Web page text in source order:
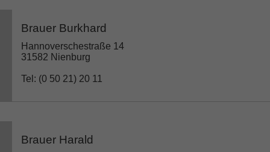
Brauer Burkhard
Hannoverschestraße 14
31582 Nienburg
Tel: (0 50 21) 20 11
Brauer Harald